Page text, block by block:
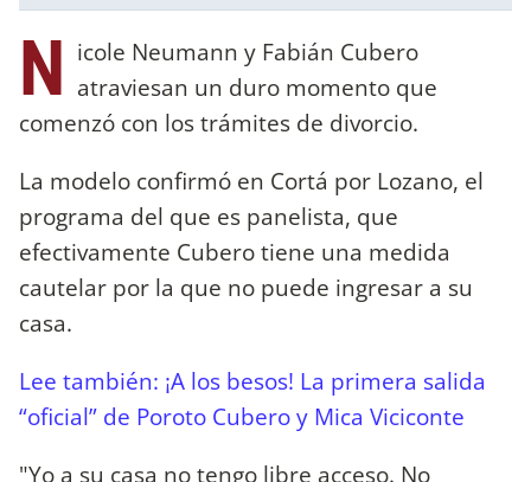
N icole Neumann y Fabián Cubero
atraviesan un duro momento que
comenzó con los trámites de divorcio.
La modelo confirmó en Cortá por Lozano, el
programa del que es panelista, que
efectivamente Cubero tiene una medida
cautelar por la que no puede ingresar a su
casa.
Lee también: ¡A los besos! La primera salida
“oficial” de Poroto Cubero y Mica Viciconte
"Yo a su casa no tengo libre acceso. No